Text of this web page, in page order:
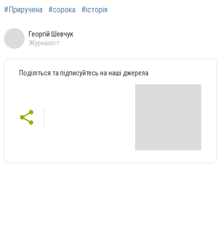
#Приручена #сорока #історія
Георгій Шевчук
Журналіст
Поділіться та підписуйтесь на наші джерела